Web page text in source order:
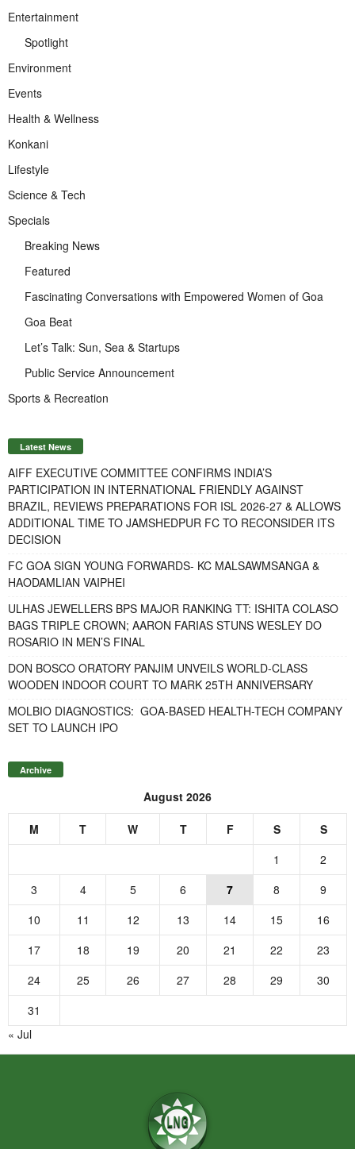
Entertainment
Spotlight
Environment
Events
Health & Wellness
Konkani
Lifestyle
Science & Tech
Specials
Breaking News
Featured
Fascinating Conversations with Empowered Women of Goa
Goa Beat
Let’s Talk: Sun, Sea & Startups
Public Service Announcement
Sports & Recreation
Latest News
AIFF EXECUTIVE COMMITTEE CONFIRMS INDIA’S
PARTICIPATION IN INTERNATIONAL FRIENDLY AGAINST
BRAZIL, REVIEWS PREPARATIONS FOR ISL 2026-27 & ALLOWS
ADDITIONAL TIME TO JAMSHEDPUR FC TO RECONSIDER ITS
DECISION
FC GOA SIGN YOUNG FORWARDS- KC MALSAWMSANGA &
HAODAMLIAN VAIPHEI
ULHAS JEWELLERS BPS MAJOR RANKING TT: ISHITA COLASO
BAGS TRIPLE CROWN; AARON FARIAS STUNS WESLEY DO
ROSARIO IN MEN’S FINAL
DON BOSCO ORATORY PANJIM UNVEILS WORLD-CLASS
WOODEN INDOOR COURT TO MARK 25TH ANNIVERSARY
MOLBIO DIAGNOSTICS: GOA-BASED HEALTH-TECH COMPANY
SET TO LAUNCH IPO
Archive
August 2026
M T W T F S
S
1
2
3
4 5 6 7 8
9
10
11 12 13 14 15
16
17
18 19 20 21 22
23
24
25 26 27 28 29
30
31
« Jul